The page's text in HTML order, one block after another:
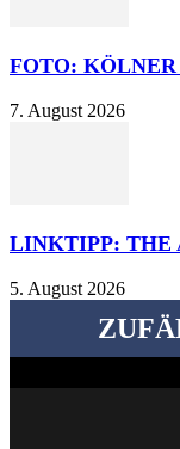
FOTO:
7. August 2026
LINKTIPP: THE
5. August 2026